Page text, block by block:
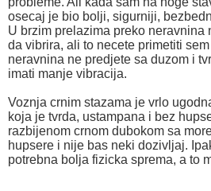
osecaj je bio bolji, sigurniji,
U brzim prelazima preko neravnina
da vibrira, ali to necete primetiti
neravnina ne predjete sa duzom i
imati manje vibracija.
Voznja crnim stazama je vrlo
koja je tvrda, ustampana i bez
razbijenom crnom dubokom sa
hupsere i nije bas neki dozivljaj.
potrebna bolja fizicka sprema, a to